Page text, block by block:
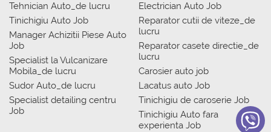
Tehnician Auto_de lucru
Tinichigiu Auto Job
Manager Achizitii Piese Auto
Job
Specialist la Vulcanizare
Mobila_de lucru
Sudor Auto_de lucru
Specialist detailing centru
Job
Electrician Auto Job
Reparator cutii de viteze_de
lucru
Reparator casete directie_de
lucru
Carosier auto job
Lacatus auto Job
Tinichigiu de caroserie Job
Tinichigiu Auto fara
experienta Job